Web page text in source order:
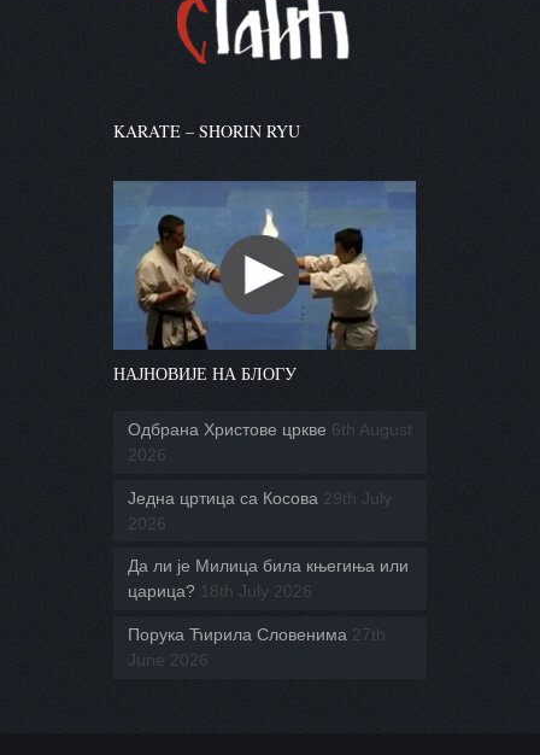
KARATE – SHORIN RYU
НАЈНОВИЈЕ НА БЛОГУ
Одбрана Христове цркве 6th August
2026
Једна цртица са Косова 29th July
2026
Да ли је Милица била књегиња или
царица? 18th July 2026
Порука Ћирила Словенима 27th
June 2026